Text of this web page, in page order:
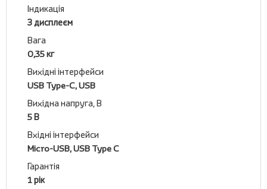
Індикація
З дисплеєм
Вага
0,35 кг
Вихідні інтерфейси
USB Type-C, USB
Вихідна напруга, В
5 В
Вхідні інтерфейси
Micro-USB, USB Type C
Гарантія
1 рік